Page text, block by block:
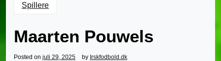
Spillere
Maarten Pouwels
Posted on juli 29, 2025 by Irskfodbold.dk